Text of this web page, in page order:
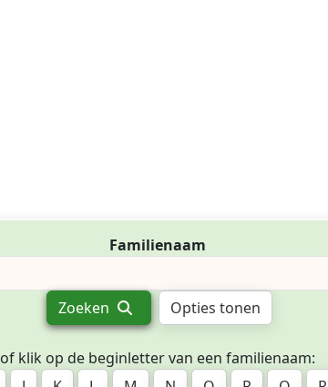
Familienaam
Zoeken Opties tonen
of klik op de beginletter van een familienaam: